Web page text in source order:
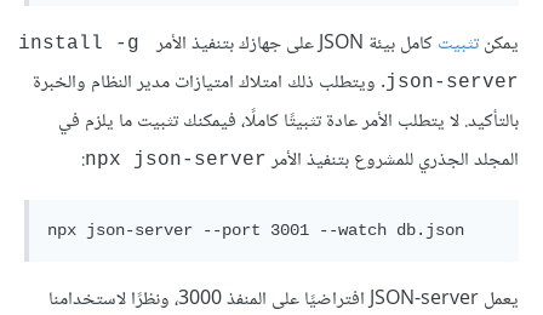
يمكنتثبيتكامل بيئة JSON على جهازك بتنفيذ الأمر
install -g
json-server. ويتطلب ذلك امتلاك امتيازات مدير النظام والخبرة
بالتأكيد. لا يتطلب الأمر عادة تثبيتًا كاملًا، فيمكنك تثبيت ما يلزم في
المجلد الجذري للمشروع بتنفيذ الأمر npx json-server
:
يعمل JSON-server افتراضيًا على المنفذ 3000، ونظرًا لاستخدامنا